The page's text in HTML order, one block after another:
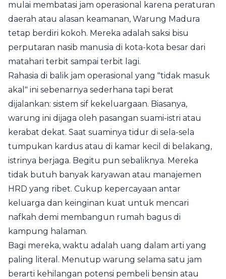
mulai membatasi jam operasional karena peraturan
daerah atau alasan keamanan, Warung Madura
tetap berdiri kokoh. Mereka adalah saksi bisu
perputaran nasib manusia di kota-kota besar dari
matahari terbit sampai terbit lagi.
Rahasia di balik jam operasional yang "tidak masuk
akal" ini sebenarnya sederhana tapi berat
dijalankan: sistem sif kekeluargaan. Biasanya,
warung ini dijaga oleh pasangan suami-istri atau
kerabat dekat. Saat suaminya tidur di sela-sela
tumpukan kardus atau di kamar kecil di belakang,
istrinya berjaga. Begitu pun sebaliknya. Mereka
tidak butuh banyak karyawan atau manajemen
HRD yang ribet. Cukup kepercayaan antar
keluarga dan keinginan kuat untuk mencari
nafkah demi membangun rumah bagus di
kampung halaman.
Bagi mereka, waktu adalah uang dalam arti yang
paling literal. Menutup warung selama satu jam
berarti kehilangan potensi pembeli bensin atau